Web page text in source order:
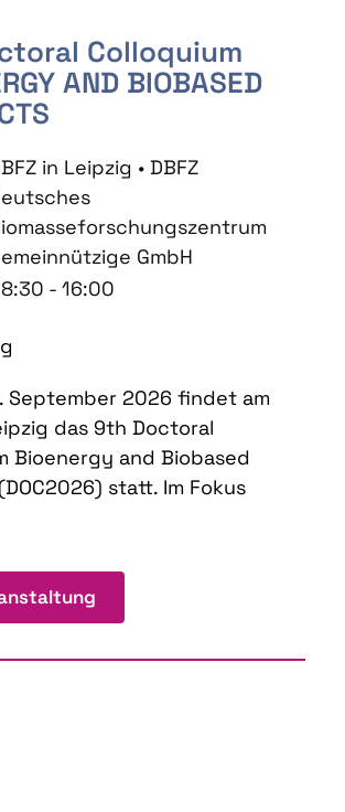
Colloquium
AND BIOBASED
in Leipzig • DBFZ
GmbH
- 16:00
September 2026 findet am
das 9th Doctoral
Bioenergy and Biobased
statt. Im Fokus